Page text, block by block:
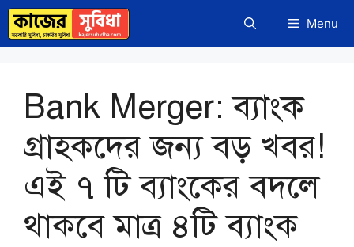
Skip
content
Menu
Bank Merger: ব্যাংক
গ্রাহকদের জন্য বড় খবর!
এই ৭ টি ব্যাংকের বদলে
থাকবে মাত্র ৪টি ব্যাংক